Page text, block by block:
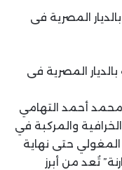
المصرية فى
المصرية فى
محمد أحمد التهامي
والمركبة في
المغولي حتى نهاية
تُعد من أبرز